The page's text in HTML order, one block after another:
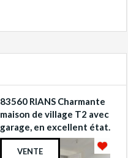
83560 RIANS Charmante
maison de village T2 avec
garage, en excellent état.
VENTE